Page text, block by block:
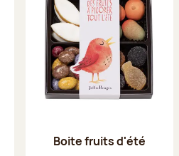
Boite fruits d'été